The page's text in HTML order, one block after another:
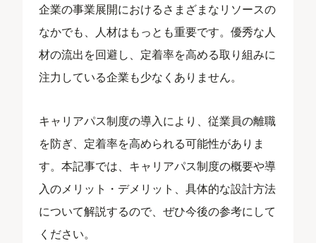
企業の事業展開におけるさまざまなリソースの
なかでも、人材はもっとも重要です。優秀な人
材の流出を回避し、定着率を高める取り組みに
注力している企業も少なくありません。
キャリアパス制度の導入により、従業員の離職
を防ぎ、定着率を高められる可能性がありま
す。本記事では、キャリアパス制度の概要や導
入のメリット・デメリット、具体的な設計方法
について解説するので、ぜひ今後の参考にして
ください。